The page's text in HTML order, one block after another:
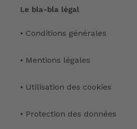
Le bla-bla légal
• Conditions générales
• Mentions légales
• Utilisation des cookies
• Protection des données